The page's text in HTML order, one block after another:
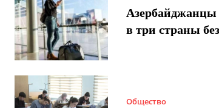
Азербайджанцы
в три страны
Общество